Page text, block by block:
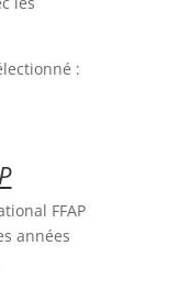
:
FFAP
années